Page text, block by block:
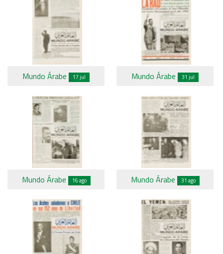
Mundo Árabe 17 jul Mundo Árabe 31 jul
Mundo Árabe 16 ago Mundo Árabe 31 ago